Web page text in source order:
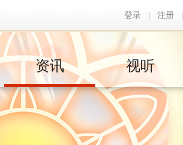
登录 注册
资讯 视听